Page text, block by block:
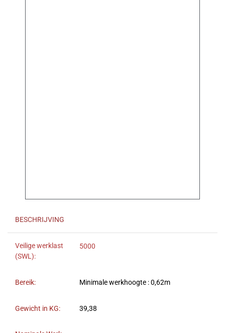
BESCHRIJVING
Veilige werklast
(SWL):
5000
Bereik: Minimale werkhoogte : 0,62m
Gewicht in KG: 39,38